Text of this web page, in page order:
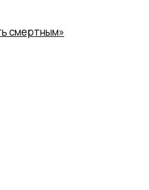
смертным»